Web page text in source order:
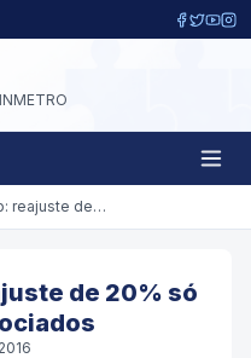
Novela da Geap: reajuste de 20% só vale para 54 mil associados
de 20% só